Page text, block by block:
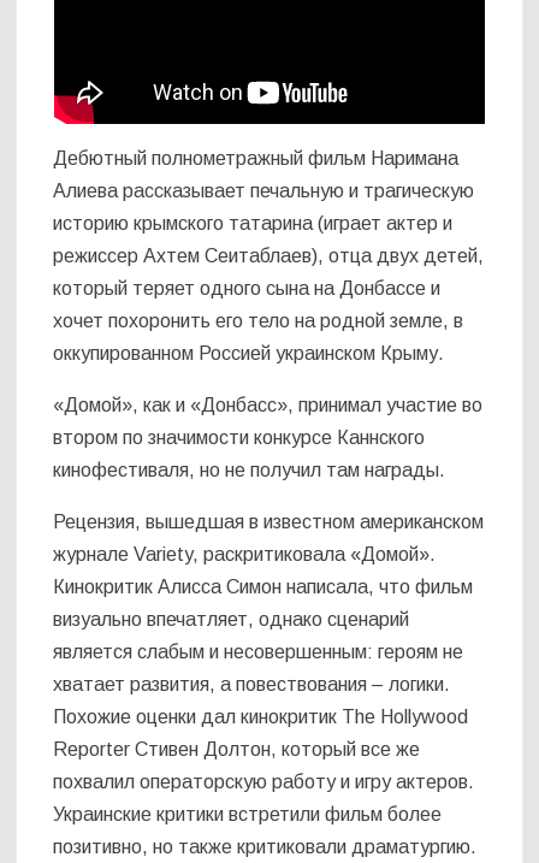
Дебютный полнометражный фильм Наримана
Алиева рассказывает печальную и трагическую
историю крымского татарина (играет актер и
режиссер Ахтем Сеитаблаев), отца двух детей,
который теряет одного сына на Донбассе и
хочет похоронить его тело на родной земле, в
оккупированном Россией украинском Крыму.
«Домой», как и «Донбасс», принимал участие во
втором по значимости конкурсе Каннского
кинофестиваля, но не получил там награды.
Рецензия, вышедшая в известном американском
журнале Variety, раскритиковала «Домой».
Кинокритик Алисса Симон написала, что фильм
визуально впечатляет, однако сценарий
является слабым и несовершенным: героям не
хватает развития, а повествования – логики.
Похожие оценки дал кинокритик The Hollywood
Reporter Стивен Долтон, который все же
похвалил операторскую работу и игру актеров.
Украинские критики встретили фильм более
позитивно, но также критиковали драматургию.